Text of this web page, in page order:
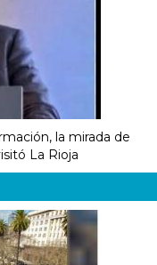
la mirada de
La Rioja